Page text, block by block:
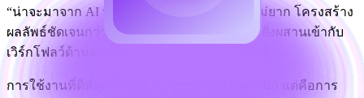
“น่าจะมาจาก AI หรือไม่” อินเทอร์เฟซเข้าใจไม่ยาก โครงสร้าง
ผลลัพธ์ชัดเจนกว่าฉลากคำเดียว และเครื่องมือยังผสานเข้ากับ
เวิร์กโฟลว์ด้านดนตรีอื่นๆ ได้อย่างเป็นธรรมชาติ
การใช้งานที่ดีที่สุดไม่ใช่การกล่าวหาอย่างดราม่า แต่คือการ